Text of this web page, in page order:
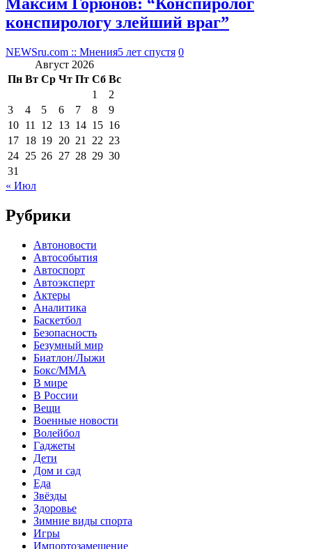
конспирологу злейший враг”
NEWSru.com :: Мнения5 лет спустя 0
Август 2026
Пн Вт Ср Чт Пт Сб Вс
1
2
3
4 5 6 7 8
9
10 11 12 13 14 15 16
17 18 19 20 21 22 23
24 25 26 27 28 29 30
31
« Июл
Рубрики
Автоновости
Автособытия
Автоспорт
Автоэксперт
Актеры
Аналитика
Баскетбол
Безопасность
Безумный мир
Биатлон/Лыжи
Бокс/MMA
В мире
В России
Вещи
Военные новости
Волейбол
Гаджеты
Дети
Дом и сад
Еда
Звёзды
Здоровье
Зимние виды спорта
Игры
Импортозамещение